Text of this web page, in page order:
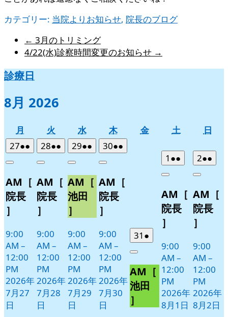
カテゴリー: 当院よりお知らせ, 院長のブログ
← 3月のトリミング
4/22(水)診察時間変更のお知らせ →
診療日
8月 2026
月
曜
日
火
曜
日
水水
曜
日
木木
曜
日
金金
土土
日
日
日
272026
年
月
27
日
●●
件
イ
ベ
ト)
Close
AM［
院長
］
9:00
AM –
12:00
PM
2026年
7月27
日
282026
年
月
28
日
●●
件
イ
ベ
ト)
Close
AM［
院長
］
9:00
AM –
12:00
PM
2026年
7月28
日
292026
年
月
29
日
●●
件
イ
ベ
ト)
Close
AM［
池田
］
9:00
AM –
12:00
PM
2026年
7月29
日
302026
年
月
30
日
●●
件
イ
Close
AM［
院長
］
9:00
AM –
12:00
PM
2026年
7月30
日
31 2026
年
月
31
日
●
件
イ
ベ
ト)
Close
AM［
池田
］
1 2026
年
月
1
日
●●
件
イ
ベ
Close
AM［
院長
］
9:00
AM –
12:00
PM
2026年
8月1日
22026
年
月
2
日
●●
件
イ
ベ
Close
AM［
院長
］
9:00
AM –
12:00
PM
2026年
8月2日